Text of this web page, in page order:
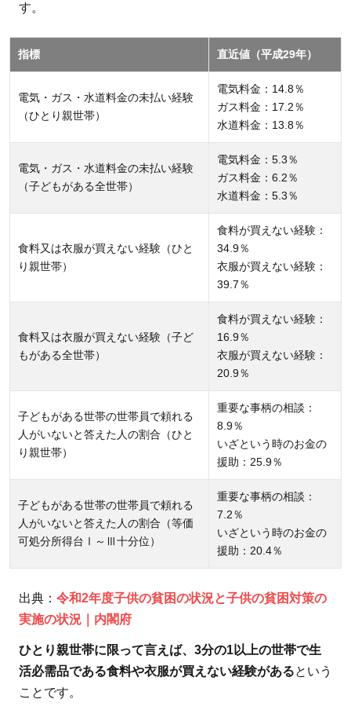
みな
さん
の力
で完了！
for All
を支援す
の方法を
2つ紹
介！
マン
スリ
ター
（定
付）
3.2
ワン
す。
指標 直近値（平成29年）
電気・ガス・水道料金の未払い経験
（ひとり親世帯）
電気料金：14.8％
ガス料金：17.2％
水道料金：13.8％
電気・ガス・水道料金の未払い経験
（子どもがある全世帯）
電気料金：5.3％
ガス料金：6.2％
水道料金：5.3％
食料又は衣服が買えない経験（ひと
り親世帯）
食料が買えない経験：
34.9％
衣服が買えない経験：
39.7％
食料又は衣服が買えない経験（子ど
もがある全世帯）
食料が買えない経験：
16.9％
衣服が買えない経験：
20.9％
子どもがある世帯の世帯員で頼れる
人がいないと答えた人の割合（ひと
り親世帯）
重要な事柄の相談：
8.9％
いざという時のお金の
援助：25.9％
子どもがある世帯の世帯員で頼れる
人がいないと答えた人の割合（等価
可処分所得台Ⅰ～Ⅲ十分位）
重要な事柄の相談：
7.2％
いざという時のお金の
援助：20.4％
出典： 令和2年度子供の貧困の状況と子供の貧困対策の
実施の状況｜内閣府
ひとり親世帯に限って言えば、3分の1以上の世帯で生
活必需品である食料や衣服が買えない経験があるという
ことです。